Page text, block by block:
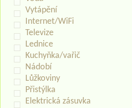
Vytápění
Internet/WiFi
Televize
Lednice
Kuchyňka/vařič
Nádobí
Lůžkoviny
Přistýlka
Elektrická zásuvka